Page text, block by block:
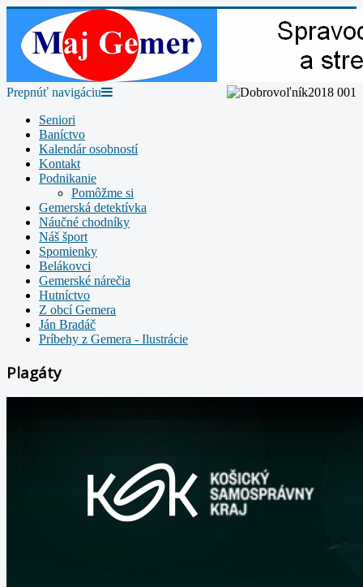
Prepnúť navigáciu
Seniori
Baníctvo
Kalendár osobností
Kontakt
Podnikanie
Pomôžme si
Gemerská detektívka
Náučné chodníky
Náš šport
Spomienky
Belákovci
Gemerské nárečia
Hutníctvo
Z obcí Gemera
Ján Bradáč
Príbehy z Gemera - Ilustrácie
Plagáty